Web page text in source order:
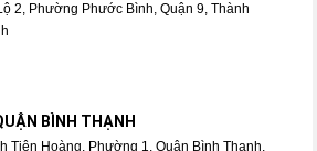
2, Phường Phước Bình, Quận 9, Thành
BÌNH THẠNH
Tiên Hoàng, Phường 1, Quận Bình Thạnh,